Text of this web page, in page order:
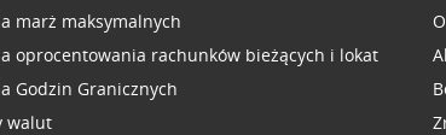
marż maksymalnych
oprocentowania rachunków bieżących i lokat
Godzin Granicznych
walut